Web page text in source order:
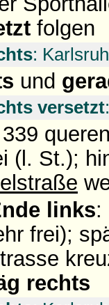
folgen
:
und
versetzt
(l. St.);
links:
frei);
rechts